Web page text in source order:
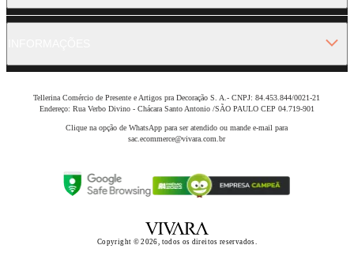
Tellerina Comércio de Presente e Artigos pra Decoração S. A.- CNPJ: 84.453.844/0021-21
Endereço: Rua Verbo Divino - Chácara Santo Antonio /SÃO PAULO CEP 04.719-901
Clique na opção de WhatsApp para ser atendido ou mande e-mail para
sac.ecommerce@vivara.com.br
Copyright © 2026, todos os direitos reservados.